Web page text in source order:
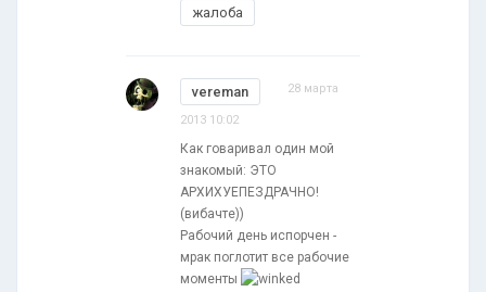
жалоба
vereman 28 марта
2013 10:02
Как говаривал один мой
знакомый: ЭТО
АРХИХУЕПЕЗДРАЧНО!
(вибачте))
Рабочий день испорчен -
мрак поглотит все рабочие
моменты